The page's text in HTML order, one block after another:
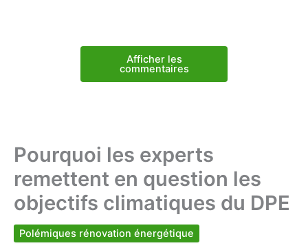
Afficher les
commentaires
Pourquoi les experts
remettent en question les
objectifs climatiques du DPE
Polémiques rénovation énergétique